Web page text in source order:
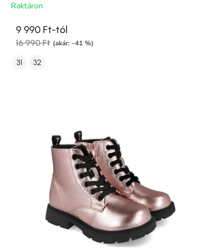
Raktáron
9 990 Ft-tól
16 990 Ft (akár: –41 %)
31 32